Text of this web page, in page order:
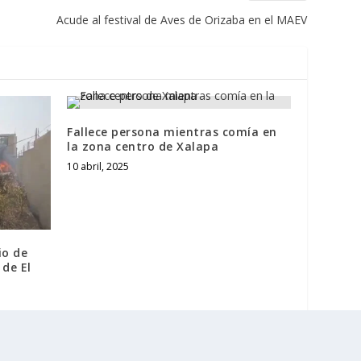
Acude al festival de Aves de Orizaba en el MAEV
de
El
Fallece persona mientras comía en
la zona centro de Xalapa
10 abril, 2025